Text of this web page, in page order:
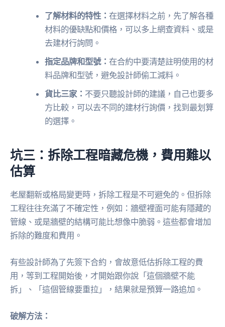
了解材料的特性：在選擇材料之前，先了解各種
材料的優缺點和價格，可以多上網查資料、或是
去建材行詢問。
指定品牌和型號：在合約中要清楚註明使用的材
料品牌和型號，避免設計師偷工減料。
貨比三家： 不要只聽設計師的建議，自己也要多
方比較，可以去不同的建材行詢價，找到最划算
的選擇。
坑三：拆除工程暗藏危機，費用難以
估算
老屋翻新或格局變更時，拆除工程是不可避免的。但拆除
工程往往充滿了不確定性，例如：牆壁裡面可能有隱藏的
管線、或是牆壁的結構可能比想像中脆弱。這些都會增加
拆除的難度和費用。
有些設計師為了先簽下合約，會故意低估拆除工程的費
用，等到工程開始後，才開始跟你說「這個牆壁不能
拆」、「這個管線要重拉」，結果就是預算一路追加。
破解方法：